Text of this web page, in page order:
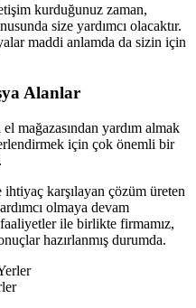
kurduğunuz zaman,
size yardımcı olacaktır.
maddi anlamda da sizin için
Alanlar
mağazasından yardım almak
için çok önemli bir
karşılayan çözüm üreten
olmaya devam
ile birlikte firmamız,
hazırlanmış durumda.